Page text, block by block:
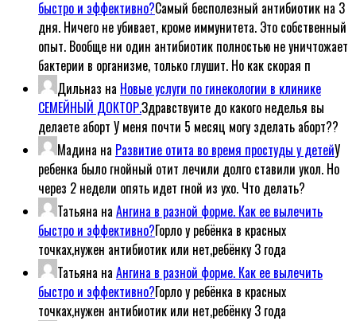
быстро и эффективно?Самый бесполезный антибиотик на 3
дня. Ничего не убивает, кроме иммунитета. Это собственный
опыт. Вообще ни один антибиотик полностью не уничтожает
бактерии в организме, только глушит. Но как скорая п
Дильназ на Новые услуги по гинекологии в клинике
СЕМЕЙНЫЙ ДОКТОР.Здравствуите до какого неделья вы
делаете аборт У меня почти 5 месяц могу зделать аборт??
Мадина на Развитие отита во время простуды у детейУ
ребенка было гнойный отит лечили долго ставили укол. Но
через 2 недели опять идет гной из ухо. Что делать?
Татьяна на Ангина в разной форме. Как ее вылечить
быстро и эффективно?Горло у ребёнка в красных
точках,нужен антибиотик или нет,ребёнку 3 года
Татьяна на Ангина в разной форме. Как ее вылечить
быстро и эффективно?Горло у ребёнка в красных
точках,нужен антибиотик или нет,ребёнку 3 года